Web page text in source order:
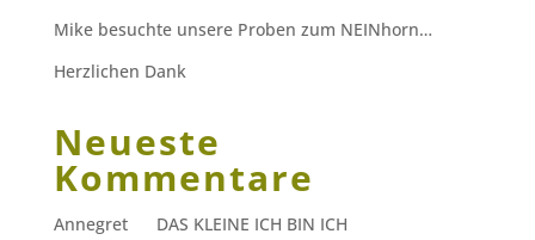
Mike besuchte unsere Proben zum NEINhorn…
Herzlichen Dank
Neueste
Kommentare
Annegretzu DAS KLEINE ICH BIN ICH